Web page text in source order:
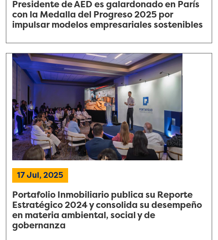
Presidente de AED es galardonado en París
con la Medalla del Progreso 2025 por
impulsar modelos empresariales sostenibles
17 Jul, 2025
Portafolio Inmobiliario publica su Reporte
Estratégico 2024 y consolida su desempeño
en materia ambiental, social y de
gobernanza